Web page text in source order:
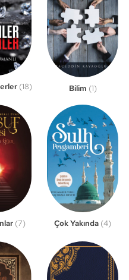
(18) Bilim (1)
(7) Çok Yakında (4)